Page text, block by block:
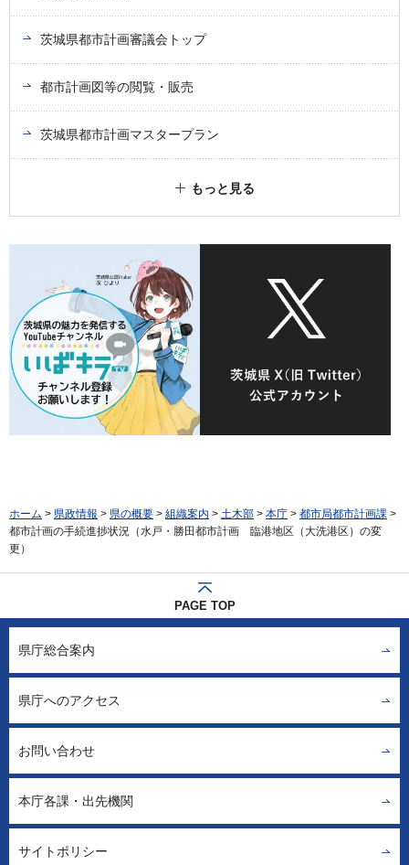
茨城県都市計画審議会トップ
都市計画図等の閲覧・販売
茨城県都市計画マスタープラン
もっと見る
ホーム > 県政情報 > 県の概要 > 組織案内 > 土木部 > 本庁 > 都市局都市計画課 >
都市計画の手続進捗状況（水戸・勝田都市計画 臨港地区（大洗港区）の変
更）
PAGE TOP
県庁総合案内
県庁へのアクセス
お問い合わせ
本庁各課・出先機関
サイトポリシー